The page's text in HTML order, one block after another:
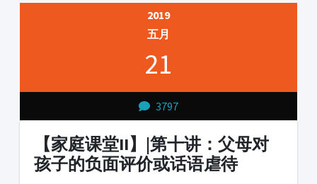
2019
五月
21
3797
【家庭课堂II】|第十讲：父母对
孩子的负面评价或话语虐待